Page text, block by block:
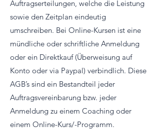
Auftragserteilungen, welche die Leistung
sowie den Zeitplan eindeutig
umschreiben. Bei Online-Kursen ist eine
mündliche oder schriftliche Anmeldung
oder ein Direktkauf (Überweisung auf
Konto oder via Paypal) verbindlich. Diese
AGB’s sind ein Bestandteil jeder
Auftragsvereinbarung bzw. jeder
Anmeldung zu einem Coaching oder
einem Online-Kurs/-Programm.